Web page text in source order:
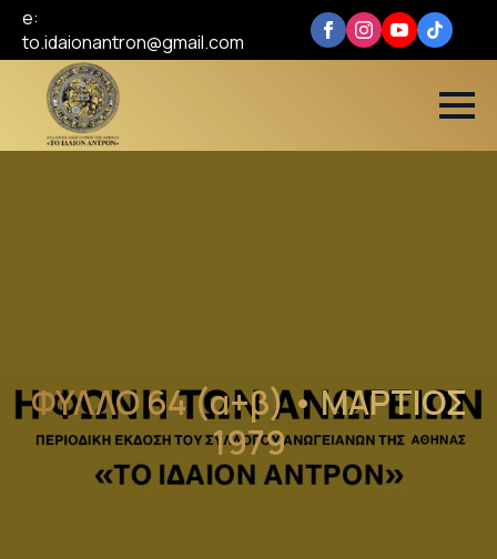
e:
to.idaionantron@gmail.com
ΦΥΛΛΟ 64 (α+β) • ΜΑΡΤΙΟΣ
1979